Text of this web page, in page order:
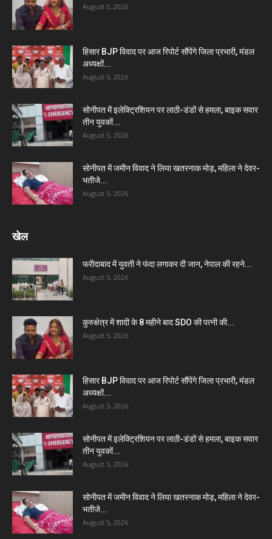
August 5, 2026
हिसार BJP विवाद पर आज रिपोर्ट सौंपेंगे जिला प्रभारी, मंडल
अध्यक्षों...
August 5, 2026
सोनीपत में इलेक्ट्रिशियन पर लाठी-डंडों से हमला, बाइक सवार
तीन युवकों...
August 5, 2026
सोनीपत में जमीन विवाद ने लिया खतरनाक मोड़, महिला ने देवर-
भतीजे...
August 5, 2026
खेल
फरीदाबाद में युवती ने फंदा लगाकर दी जान, नेपाल की रहने...
August 5, 2026
कुरुक्षेत्र में शादी के 8 महीने बाद SDO की पत्नी की...
August 5, 2026
हिसार BJP विवाद पर आज रिपोर्ट सौंपेंगे जिला प्रभारी, मंडल
अध्यक्षों...
August 5, 2026
सोनीपत में इलेक्ट्रिशियन पर लाठी-डंडों से हमला, बाइक सवार
तीन युवकों...
August 5, 2026
सोनीपत में जमीन विवाद ने लिया खतरनाक मोड़, महिला ने देवर-
भतीजे...
August 5, 2026